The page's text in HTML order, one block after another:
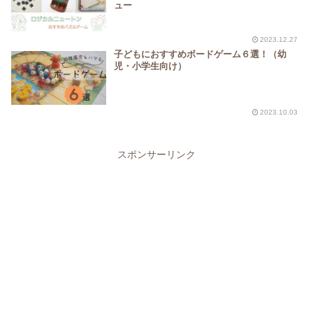
ュー
2023.12.27
子どもにおすすめボードゲーム６選！（幼
児・小学生向け）
2023.10.03
スポンサーリンク